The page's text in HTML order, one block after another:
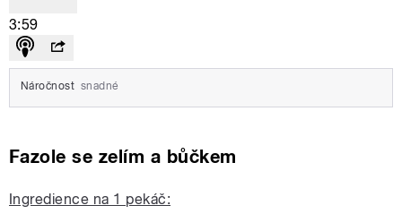
3:59
Náročnost snadné
Fazole se zelím a bůčkem
Ingredience na 1 pekáč: